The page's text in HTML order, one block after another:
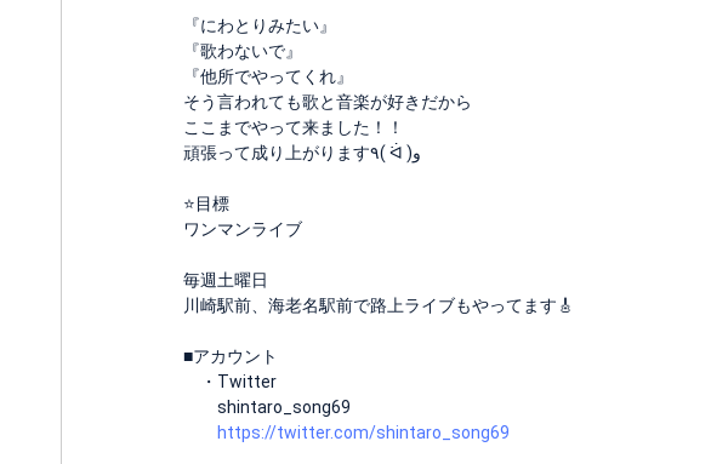
『にわとりみたい』
『歌わないで』
『他所でやってくれ』
そう言われても歌と音楽が好きだから
ここまでやって来ました！！
頑張って成り上がります٩( ᐛ )و
⭐️目標
ワンマンライブ
毎週土曜日
川崎駅前、海老名駅前で路上ライブもやってます🎸
■アカウント
・Twitter
shintaro_song69
https://twitter.com/shintaro_song69